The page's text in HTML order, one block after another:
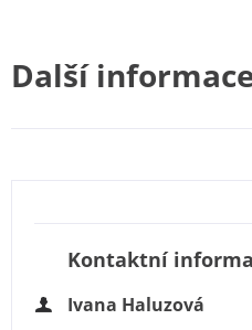
Další
Kontaktní
Ivana Haluzová